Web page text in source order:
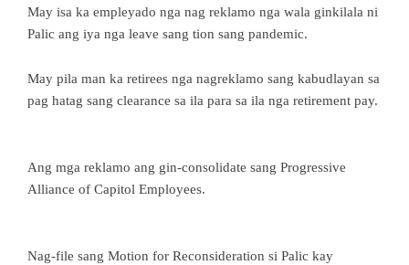
May isa ka empleyado nga nag reklamo nga wala ginkilala ni
Palic ang iya nga leave sang tion sang pandemic.
May pila man ka retirees nga nagreklamo sang kabudlayan sa
pag hatag sang clearance sa ila para sa ila nga retirement pay.
Ang mga reklamo ang gin-consolidate sang Progressive
Alliance of Capitol Employees.
Nag-file sang Motion for Reconsideration si Palic kay